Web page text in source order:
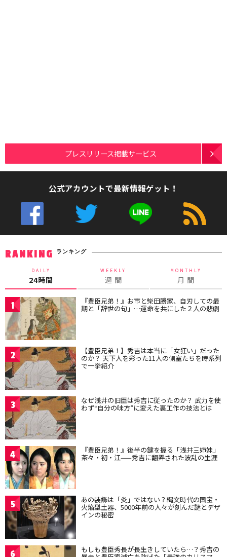
プレスリリース掲載サービス
公式アカウントで最新情報ゲット！
RANKING ランキング
DAILY
24時間
WEEKLY
週 間
MONTHLY
月 間
1 『豊臣兄弟！』お市と柴田勝家、自刃しての最
期と「辞世の句」…運命を共にした２人の悲劇
2 【豊臣兄弟！】秀吉は本当に「女狂い」だった
のか？ 天下人を彩った11人の側室たちを時系列
で一挙紹介
3 なぜ浅井の旧臣は秀吉に従ったのか？ 武力を使
わず“自分の味方”に変えた裏工作の技法とは
4 『豊臣兄弟！』後半の鍵を握る「浅井三姉妹」
茶々・初・江——秀吉に翻弄された波乱の生涯
5 あの装飾は「炎」ではない？縄文時代の国宝・
火焔型土器、5000年前の人々が刻んだ謎とデザ
インの秘密
6 もしも豊臣秀長が長生きしていたら…？秀吉の